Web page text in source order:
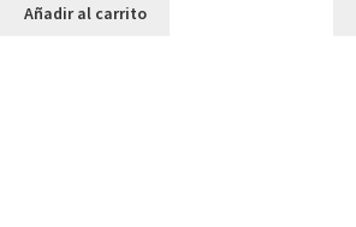
Añadir al carrito